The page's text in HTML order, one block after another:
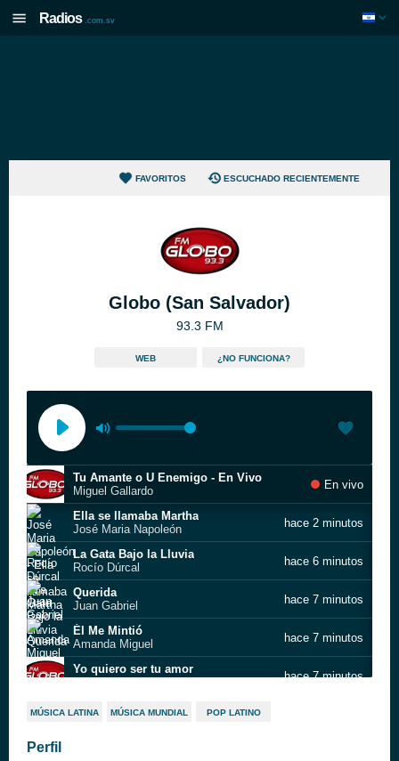
Radios .com.sv
FAVORITOS ESCUCHADO RECIENTEMENTE
Globo (San Salvador)
93.3 FM
WEB ¿NO FUNCIONA?
Tu Amante o U Enemigo - En Vivo
Miguel Gallardo
En vivo
Ella se llamaba Martha
José Maria Napoleón
hace 2 minutos
La Gata Bajo la Lluvia
Rocío Dúrcal
hace 6 minutos
Querida
Juan Gabriel
hace 7 minutos
Él Me Mintió
Amanda Miguel
hace 7 minutos
Yo quiero ser tu amor
hace 7 minutos
Quién Como Tú
MÚSICA LATINA MÚSICA MUNDIAL POP LATINO
Perfil